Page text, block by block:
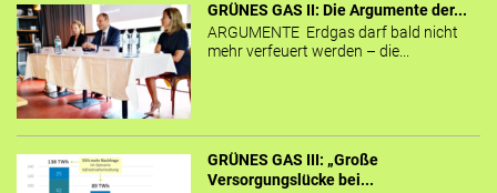
GRÜNES GAS II: Die Argumente der...
ARGUMENTE Erdgas darf bald nicht
mehr verfeuert werden – die...
GRÜNES GAS III: „Große
Versorgungslücke bei...